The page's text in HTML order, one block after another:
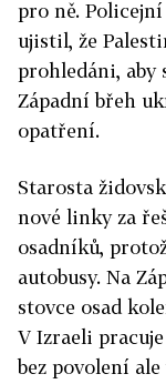
pro ně.
ujistil, že
prohledáni, aby
Západní břeh
opatření.
Starosta
nové linky za
osadníků,
autobusy. Na
stovce osad
V Izraeli
bez povolení